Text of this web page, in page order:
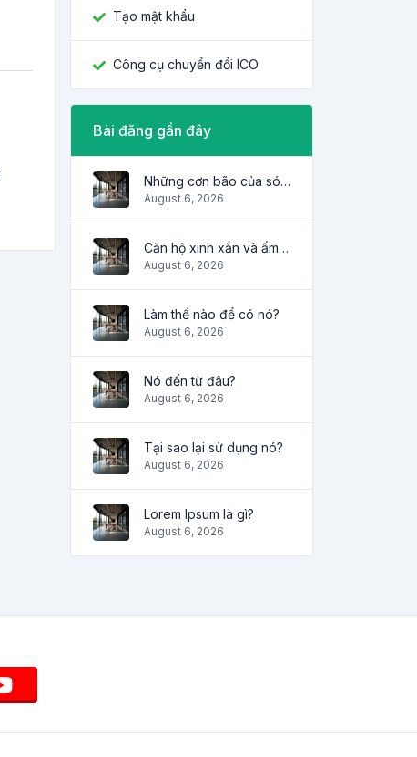
Tạo mật khẩu
Công cụ chuyển đổi ICO
Bài đăng gần đây
Những cơn bão của sóng
August 6, 2026
Căn hộ xinh xắn và ấm cúng
August 6, 2026
Làm thế nào để có nó?
August 6, 2026
Nó đến từ đâu?
August 6, 2026
Tại sao lại sử dụng nó?
August 6, 2026
Lorem Ipsum là gì?
August 6, 2026